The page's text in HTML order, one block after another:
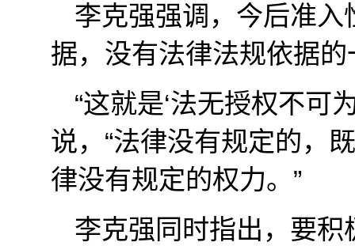
李克强强调，今后准
据，没有法律法规依据
“这就是‘法无授权不可
说，“法律没有规定的，
律没有规定的权力。”
李克强同时指出，要